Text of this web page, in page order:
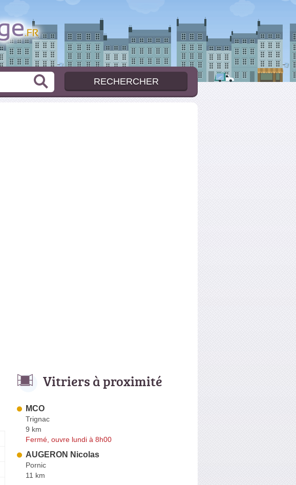
Vitriers à proximité
MCO
Trignac
9 km
Fermé, ouvre lundi à 8h00
AUGERON Nicolas
Pornic
11 km